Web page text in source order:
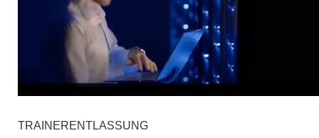
TRAINERENTLASSUNG